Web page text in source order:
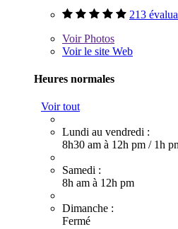
213
VoirPhotos
Voir le site Web
Heures normales
Voir tout
Lundi au vendredi :
8h30 am à 12h pm / 1h
Samedi :
8h am à 12h pm
Dimanche :
Fermé